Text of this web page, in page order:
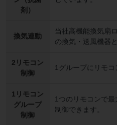
剤）
換気連動
当社高機能換気扇
の換気・送風機器
2リモコン
制御
1グループにリモコ
1リモコン
グループ
制御
1つのリモコンで
制御できます。